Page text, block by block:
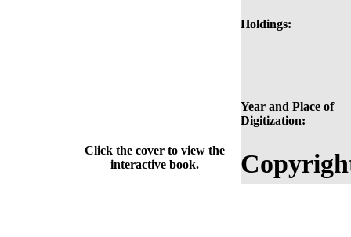
Holdings:
Year and Place of
Digitization:
Click the cover to view the
interactive book.